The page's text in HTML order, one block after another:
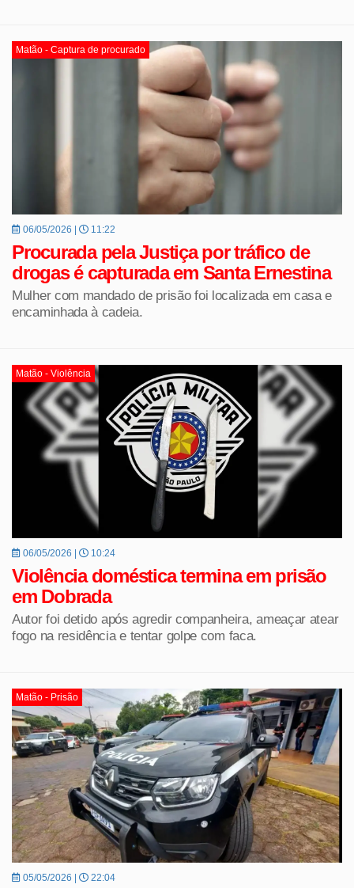
Matão - Captura de procurado
06/05/2026 | 11:22
Procurada pela Justiça por tráfico de
drogas é capturada em Santa Ernestina
Mulher com mandado de prisão foi localizada em casa e
encaminhada à cadeia.
Matão - Violência
06/05/2026 | 10:24
Violência doméstica termina em prisão
em Dobrada
Autor foi detido após agredir companheira, ameaçar atear
fogo na residência e tentar golpe com faca.
Matão - Prisão
05/05/2026 | 22:04